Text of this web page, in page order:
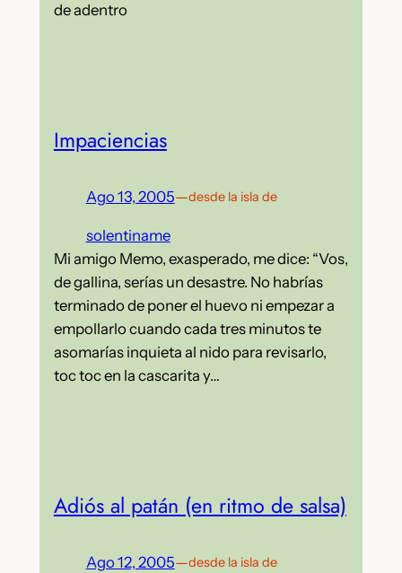
de adentro
Impaciencias
Ago 13, 2005—desde la isla de
solentiname
Mi amigo Memo, exasperado, me dice: “Vos,
de gallina, serías un desastre. No habrías
terminado de poner el huevo ni empezar a
empollarlo cuando cada tres minutos te
asomarías inquieta al nido para revisarlo,
toc toc en la cascarita y…
Adiós al patán (en ritmo de salsa)
Ago 12, 2005—desde la isla de